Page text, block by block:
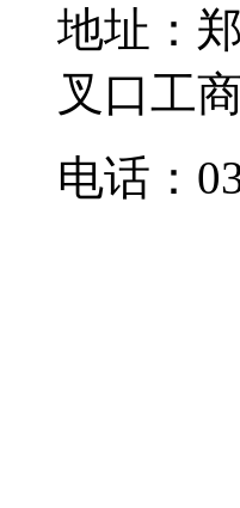
地址：
叉口工
电话：